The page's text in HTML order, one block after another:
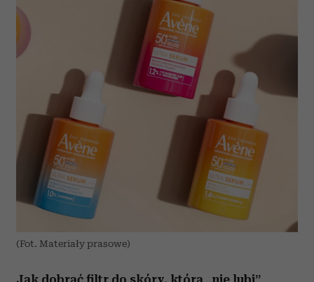
(Fot. Materiały prasowe)
Jak dobrać filtr do skóry, która „nie lubi”